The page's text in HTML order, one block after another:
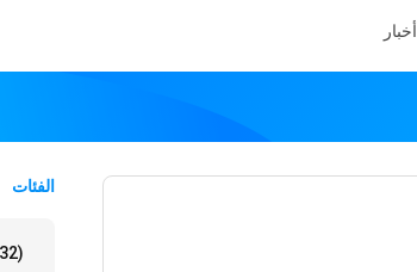
أخبار
الفئات
(32)